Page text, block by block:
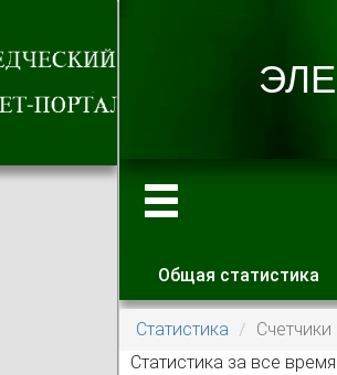
Главные
Общая статистика
Статистика
Статистика за все время